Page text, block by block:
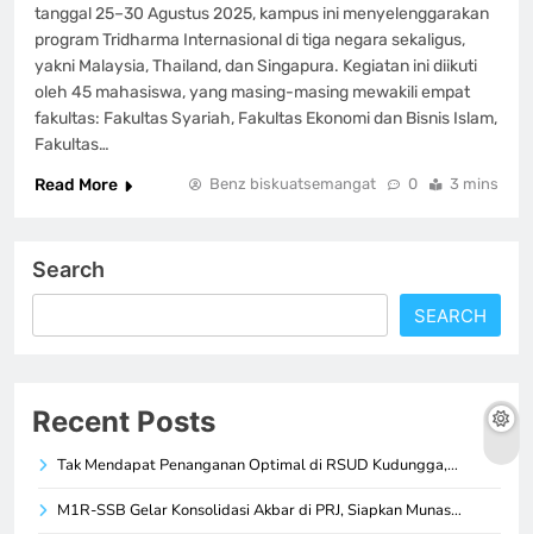
tanggal 25–30 Agustus 2025, kampus ini menyelenggarakan
program Tridharma Internasional di tiga negara sekaligus,
yakni Malaysia, Thailand, dan Singapura. Kegiatan ini diikuti
oleh 45 mahasiswa, yang masing-masing mewakili empat
fakultas: Fakultas Syariah, Fakultas Ekonomi dan Bisnis Islam,
Fakultas…
Read More
Benz biskuatsemangat 0 3 mins
Search
SEARCH
Recent Posts
Tak Mendapat Penanganan Optimal di RSUD Kudungga,…
M1R-SSB Gelar Konsolidasi Akbar di PRJ, Siapkan Munas…